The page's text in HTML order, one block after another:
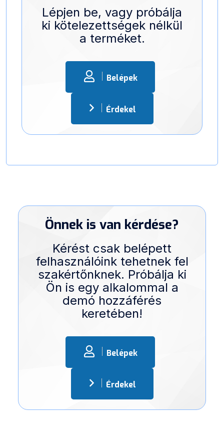
Lépjen be, vagy próbálja
ki kötelezettségek nélkül
a terméket.
Belépek
Érdekel
Önnek is van kérdése?
Kérést csak belépett
felhasználóink tehetnek fel
szakértőnknek. Próbálja ki
Ön is egy alkalommal a
demó hozzáférés
keretében!
Belépek
Érdekel